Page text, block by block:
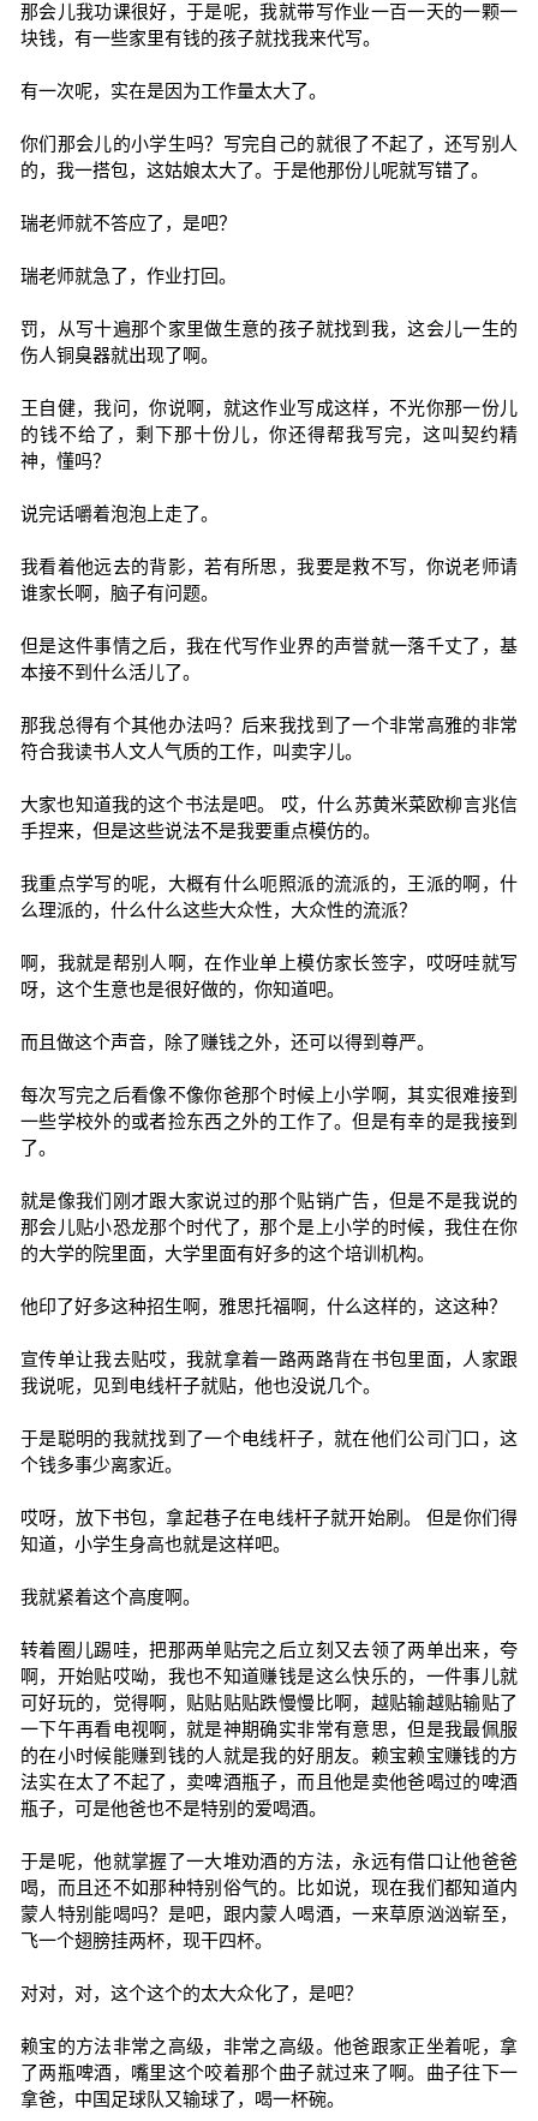
那会儿我功课很好，于是呢，我就带写作业一百一天的一颗一
块钱，有一些家里有钱的孩子就找我来代写。
有一次呢，实在是因为工作量太大了。
你们那会儿的小学生吗？写完自己的就很了不起了，还写别人
的，我一搭包，这姑娘太大了。于是他那份儿呢就写错了。
瑞老师就不答应了，是吧？
瑞老师就急了，作业打回。
罚，从写十遍那个家里做生意的孩子就找到我，这会儿一生的
伤人铜臭器就出现了啊。
王自健，我问，你说啊，就这作业写成这样，不光你那一份儿
的钱不给了，剩下那十份儿，你还得帮我写完，这叫契约精
神，懂吗？
说完话嚼着泡泡上走了。
我看着他远去的背影，若有所思，我要是救不写，你说老师请
谁家长啊，脑子有问题。
但是这件事情之后，我在代写作业界的声誉就一落千丈了，基
本接不到什么活儿了。
那我总得有个其他办法吗？后来我找到了一个非常高雅的非常
符合我读书人文人气质的工作，叫卖字儿。
大家也知道我的这个书法是吧。 哎，什么苏黄米菜欧柳言兆信
手捏来，但是这些说法不是我要重点模仿的。
我重点学写的呢，大概有什么呃照派的流派的，王派的啊，什
么理派的，什么什么这些大众性，大众性的流派？
啊，我就是帮别人啊，在作业单上模仿家长签字，哎呀哇就写
呀，这个生意也是很好做的，你知道吧。
而且做这个声音，除了赚钱之外，还可以得到尊严。
每次写完之后看像不像你爸那个时候上小学啊，其实很难接到
一些学校外的或者捡东西之外的工作了。但是有幸的是我接到
了。
就是像我们刚才跟大家说过的那个贴销广告，但是不是我说的
那会儿贴小恐龙那个时代了，那个是上小学的时候，我住在你
的大学的院里面，大学里面有好多的这个培训机构。
他印了好多这种招生啊，雅思托福啊，什么这样的，这这种？
宣传单让我去贴哎，我就拿着一路两路背在书包里面，人家跟
我说呢，见到电线杆子就贴，他也没说几个。
于是聪明的我就找到了一个电线杆子，就在他们公司门口，这
个钱多事少离家近。
哎呀，放下书包，拿起巷子在电线杆子就开始刷。 但是你们得
知道，小学生身高也就是这样吧。
我就紧着这个高度啊。
转着圈儿踢哇，把那两单贴完之后立刻又去领了两单出来，夸
啊，开始贴哎呦，我也不知道赚钱是这么快乐的，一件事儿就
可好玩的，觉得啊，贴贴贴贴跌慢慢比啊，越贴输越贴输贴了
一下午再看电视啊，就是神期确实非常有意思，但是我最佩服
的在小时候能赚到钱的人就是我的好朋友。赖宝赖宝赚钱的方
法实在太了不起了，卖啤酒瓶子，而且他是卖他爸喝过的啤酒
瓶子，可是他爸也不是特别的爱喝酒。
于是呢，他就掌握了一大堆劝酒的方法，永远有借口让他爸爸
喝，而且还不如那种特别俗气的。比如说，现在我们都知道内
蒙人特别能喝吗？是吧，跟内蒙人喝酒，一来草原汹汹崭至，
飞一个翅膀挂两杯，现干四杯。
对对，对，这个这个的太大众化了，是吧？
赖宝的方法非常之高级，非常之高级。他爸跟家正坐着呢，拿
了两瓶啤酒，嘴里这个咬着那个曲子就过来了啊。曲子往下一
拿爸，中国足球队又输球了，喝一杯碗。